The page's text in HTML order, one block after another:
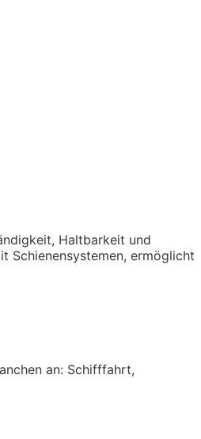
Haltbarkeit und
Schienensystemen, ermöglicht
an: Schifffahrt,